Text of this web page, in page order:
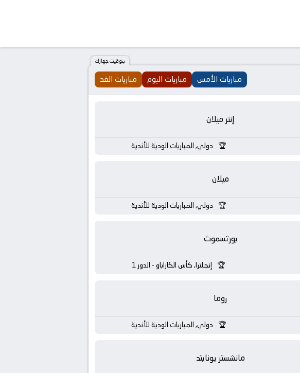
بتوقيت جهازك
مباريات الأمس مباريات اليوم مباريات الغد
إنتر ميلان
دولي, المباريات الودية للأندية
ميلان
دولي, المباريات الودية للأندية
بورتسموث
إنجلترا, كأس الكاراباو - الدور 1
روما
دولي, المباريات الودية للأندية
مانشستر يونايتد